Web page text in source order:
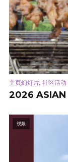
主页幻灯片, 社区活动
2026 ASIAN
视频